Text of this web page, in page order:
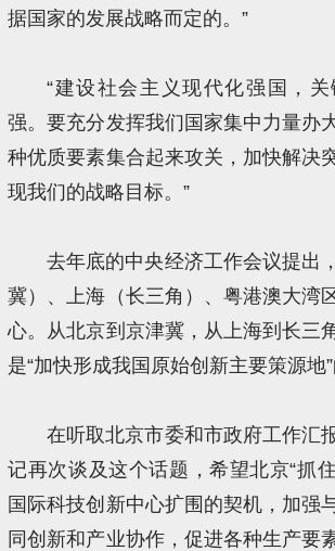
据国家的发展战略而定的。”
“建设社会主义现代化强国，
强。要充分发挥我们国家集中力量办
种优质要素集合起来攻关，加快解决
现我们的战略目标。”
去年底的中央经济工作会议提出
冀）、上海（长三角）、粤港澳大湾
心。从北京到京津冀，从上海到长三
是“加快形成我国原始创新主要策源地”
在听取北京市委和市政府工作汇
记再次谈及这个话题，希望北京“抓
国际科技创新中心扩围的契机，加强
同创新和产业协作，促进各种生产要